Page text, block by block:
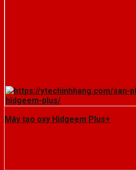
Máy tạo oxy Hidgeem Plus+